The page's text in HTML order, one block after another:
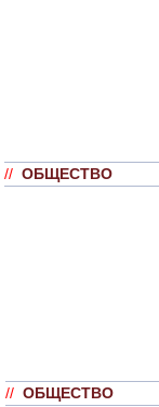
// ОБЩЕСТВО
// ОБЩЕСТВО